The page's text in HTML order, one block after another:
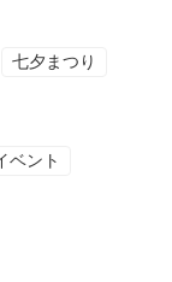
七夕まつり
ベント